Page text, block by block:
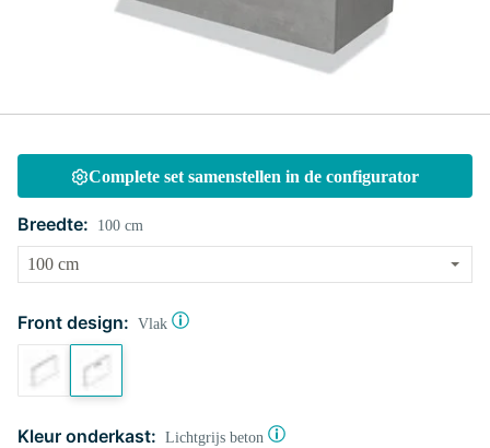
Complete set samenstellen in de configurator
Breedte: 100 cm
Front design: Vlak
Kleur onderkast: Lichtgrijs beton